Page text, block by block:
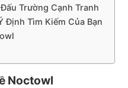
Trường Cạnh Tranh
Định Tìm Kiếm Của Bạn
Noctowl